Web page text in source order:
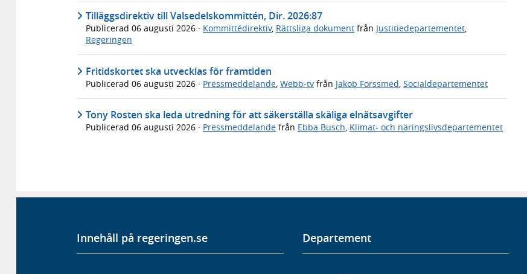
Tilläggsdirektiv till Valsedelskommittén, Dir. 2026:87
Publicerad 06 augusti 2026 · Kommittédirektiv, Rättsliga dokument från Justitiedepartementet,
Regeringen
Fritidskortet ska utvecklas för framtiden
Publicerad 06 augusti 2026 · Pressmeddelande Webb-tv från Jakob Forssmed Socialdepartementet
Tony Rosten ska leda utredning för att säkerställa skäliga elnätsavgifter
Publicerad 06 augusti 2026 · Pressmeddelande från Ebba Busch, Klimat- och näringslivsdepartementet
Innehåll på regeringen.se Departement